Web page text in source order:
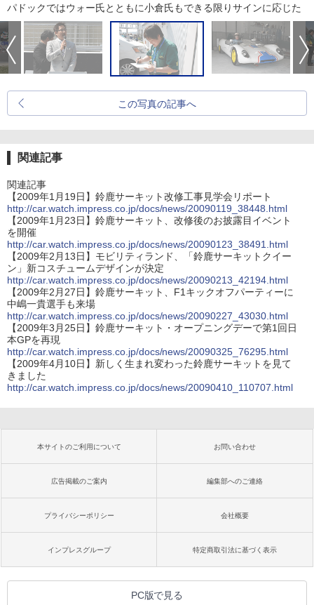
パドックではウォー氏とともに小倉氏もできる限りサインに応じた
この写真の記事へ
関連記事
関連記事
【2009年1月19日】鈴鹿サーキット改修工事見学会リポート
http://car.watch.impress.co.jp/docs/news/20090119_38448.html
【2009年1月23日】鈴鹿サーキット、改修後のお披露目イベント
を開催
http://car.watch.impress.co.jp/docs/news/20090123_38491.html
【2009年2月13日】モビリティランド、「鈴鹿サーキットクイー
ン」新コスチュームデザインが決定
http://car.watch.impress.co.jp/docs/news/20090213_42194.html
【2009年2月27日】鈴鹿サーキット、F1キックオフパーティーに
中嶋一貴選手も来場
http://car.watch.impress.co.jp/docs/news/20090227_43030.html
【2009年3月25日】鈴鹿サーキット・オープニングデーで第1回日
本GPを再現
http://car.watch.impress.co.jp/docs/news/20090325_76295.html
【2009年4月10日】新しく生まれ変わった鈴鹿サーキットを見て
きました
http://car.watch.impress.co.jp/docs/news/20090410_110707.html
本サイトのご利用について お問い合わせ
広告掲載のご案内 編集部へのご連絡
プライバシーポリシー 会社概要
インプレスグループ 特定商取引法に基づく表示
PC版で見る